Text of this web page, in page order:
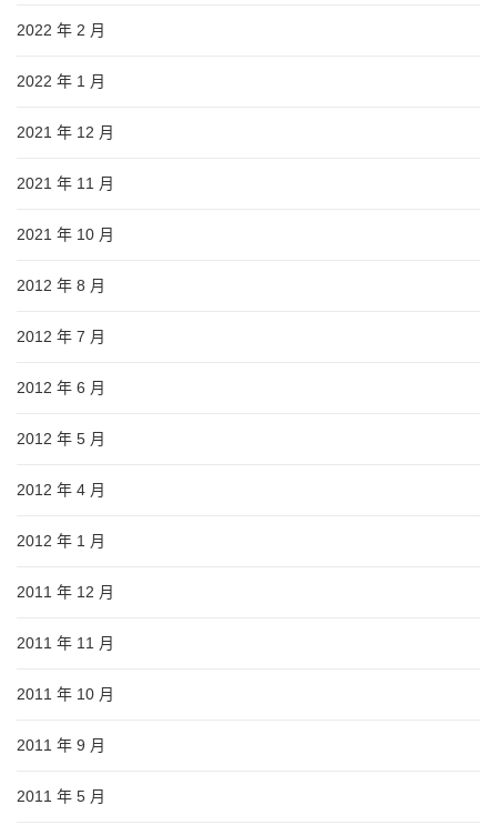
2022 年 2 月
2022 年 1 月
2021 年 12 月
2021 年 11 月
2021 年 10 月
2012 年 8 月
2012 年 7 月
2012 年 6 月
2012 年 5 月
2012 年 4 月
2012 年 1 月
2011 年 12 月
2011 年 11 月
2011 年 10 月
2011 年 9 月
2011 年 5 月